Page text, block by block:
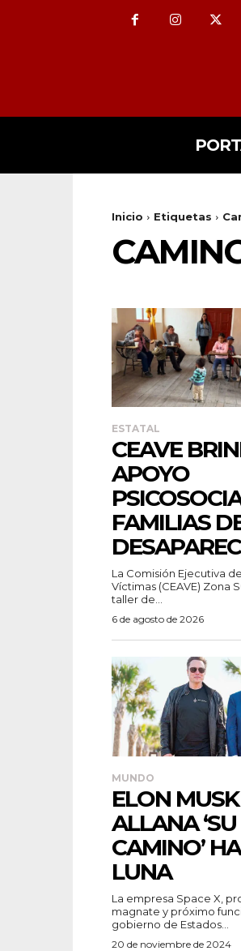
Inicio Etiquetas
ESTATAL
CEAVE
APOYO
FAMILIAS
La Comisión Ejecutiva
Víctimas (CEAVE) Zona
taller de...
6 de agosto de 2026
MUNDO
ELON MUSK
ALLANA ‘SU
CAMINO’
LUNA
La empresa Space X,
magnate y próximo
gobierno de Estados...
20 de noviembre de 2024